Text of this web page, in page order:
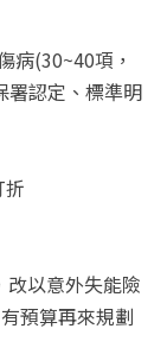
病(30~40項，
署認定、標準明
以意外失能險
預算再來規劃